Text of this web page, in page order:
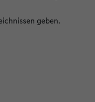
geben.